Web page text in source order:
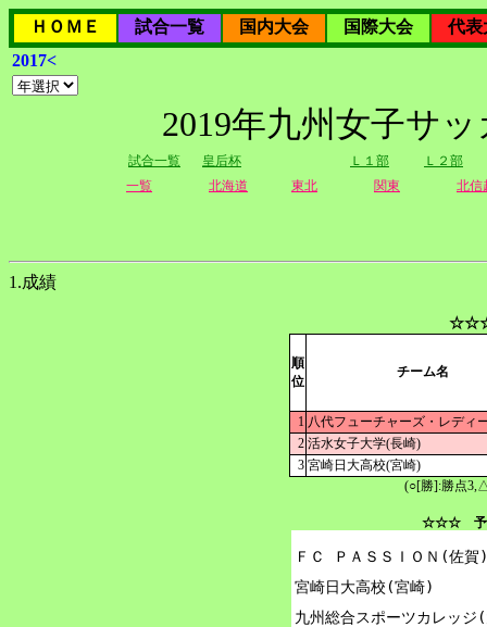
ＨＯＭＥ 試合一覧 国内大会 国際大会
代表
2017<
2019年九州女子サ
試合一覧 皇后杯 Ｌ１部
Ｌ２部
一覧
北海道 東北 関東 北信
1.成績
順
位
チーム名
1 八代フューチャーズ・レディ
2 活水女子大学(長崎)
3 宮崎日大高校(宮崎)
(○[勝]:勝点
☆☆☆ 予
ＦＣ ＰＡＳＳＩＯＮ(佐賀)
宮崎日大高校(宮崎)
九州総合スポーツカレッジ